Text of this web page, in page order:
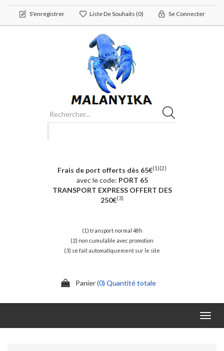
S'enregistrer Liste De Souhaits (0) Se Connecter
Frais de port offerts dès 65€(1)(2)
avec le code: PORT 65
TRANSPORT EXPRESS OFFERT DES
250€(3)
(1) transport normal 48h
(2) non cumulable avec promotion
(3) se fait automatiquement sur le site
Panier(0) Quantité totale